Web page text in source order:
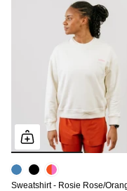
Sweatshirt - Rosie Rose/